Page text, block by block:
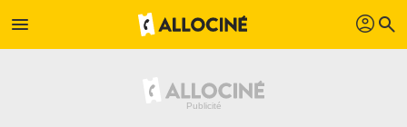
menu profil search